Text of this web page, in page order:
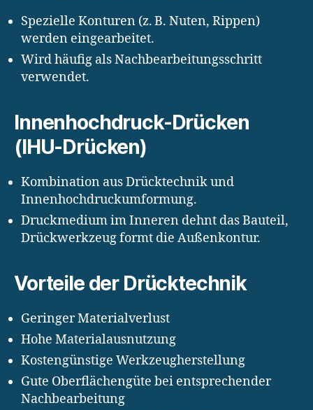
Spezielle Konturen (z. B. Nuten, Rippen)
werden eingearbeitet.
Wird häufig als Nachbearbeitungsschritt
verwendet.
Innenhochdruck-Drücken
(IHU-Drücken)
Kombination aus Drücktechnik und
Innenhochdruckumformung.
Druckmedium im Inneren dehnt das Bauteil,
Drückwerkzeug formt die Außenkontur.
Vorteile der Drücktechnik
Geringer Materialverlust
Hohe Materialausnutzung
Kostengünstige Werkzeugherstellung
Gute Oberflächengüte bei entsprechender
Nachbearbeitung